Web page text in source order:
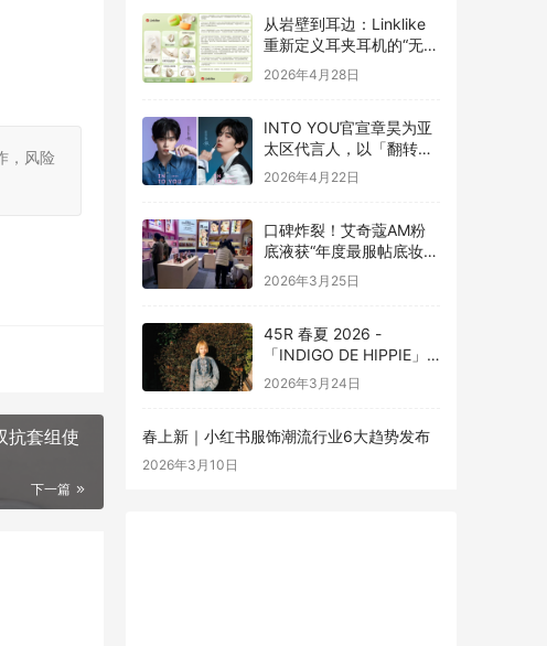
，风险
抗套组使
下一篇
从岩壁到耳边：Linklike
重新定义耳夹耳机的“无
感”体验
2026年4月28日
INTO YOU官宣章昊为亚
太区代言人，以「翻转」
之力开启色彩新章
2026年4月22日
口碑炸裂！艾奇蔻AM粉
底液获“年度最服帖底妆”
提名
2026年3月25日
45R 春夏 2026 -
「INDIGO DE HIPPIE」
全新嬉皮系列演绎春夏牛
仔新章
2026年3月24日
春上新｜小红书服饰潮流行业6大趋势发布
2026年3月10日
为什么越来越多人开始重视“日常维稳型护